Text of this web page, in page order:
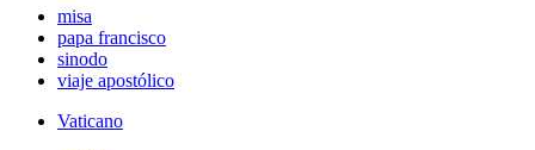
misa
papa francisco
sinodo
viaje apostólico
Vaticano